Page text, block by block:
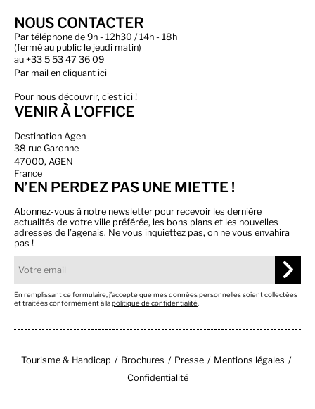
NOUS CONTACTER
Par téléphone de 9h - 12h30 / 14h - 18h
(fermé au public le jeudi matin)
au +33 5 53 47 36 09
Par mail en cliquant ici
Pour nous découvrir, c'est ici !
VENIR À L'OFFICE
Destination Agen
38 rue Garonne
47000, AGEN
France
N’EN PERDEZ PAS UNE MIETTE !
Abonnez-vous à notre newsletter pour recevoir les dernière
actualités de votre ville préférée, les bons plans et les nouvelles
adresses de l’agenais. Ne vous inquiettez pas, on ne vous envahira
pas !
En remplissant ce formulaire, j’accepte que mes données personnelles soient collectées
et traitées conformément à lapolitique de confidentialité
Tourisme & Handicap Brochures Presse
Mentions légales
Confidentialité